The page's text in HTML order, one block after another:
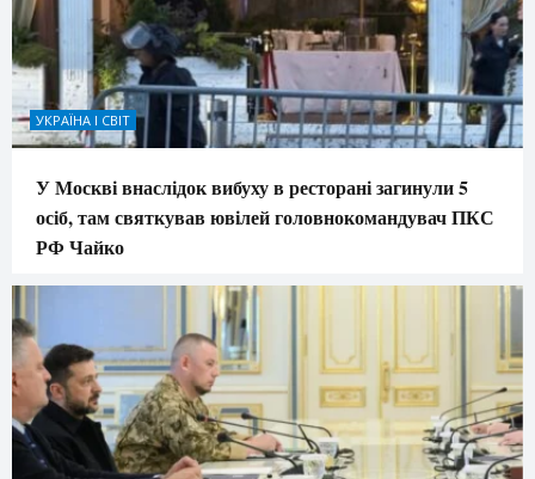
УКРАЇНА І СВІТ
У Москві внаслідок вибуху в ресторані загинули 5
осіб, там святкував ювілей головнокомандувач ПКС
РФ Чайко